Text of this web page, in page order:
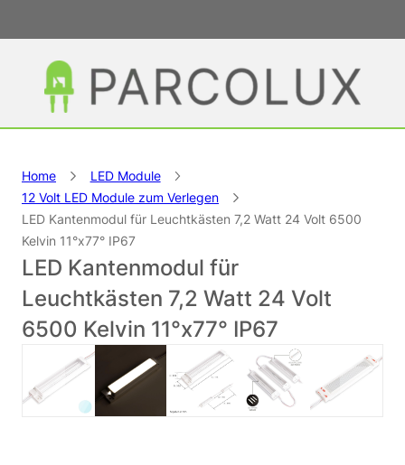
Home
LED Module
12 Volt LED Module zum Verlegen
LED Kantenmodul für Leuchtkästen 7,2 Watt 24 Volt 6500
Kelvin 11°x77° IP67
LED Kantenmodul für
Leuchtkästen 7,2 Watt 24 Volt
6500 Kelvin 11°x77° IP67